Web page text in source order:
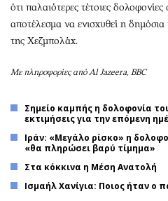
ότι παλαιότερες τέτοιες
αποτέλεσμα να ενισχυθεί η
της Χεζμπολάχ.
Με πληροφορίες από Al Jazeera, BBC
Σημείο καμπής η δολοφονία
εκτιμήσεις για την επόμενη
Ιράν: «Μεγάλο ρίσκο» η
«θα πληρώσει βαρύ τίμημα»
Στα κόκκινα η Μέση Ανατολή
Ισμαήλ Χανίγια: Ποιος ήταν ο